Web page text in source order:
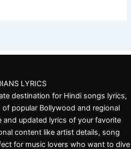
LYRICS
destination for Hindi songs lyrics,
popular Bollywood and regional
and updated lyrics of your favorite
content like artist details, song
for music lovers who want to dive